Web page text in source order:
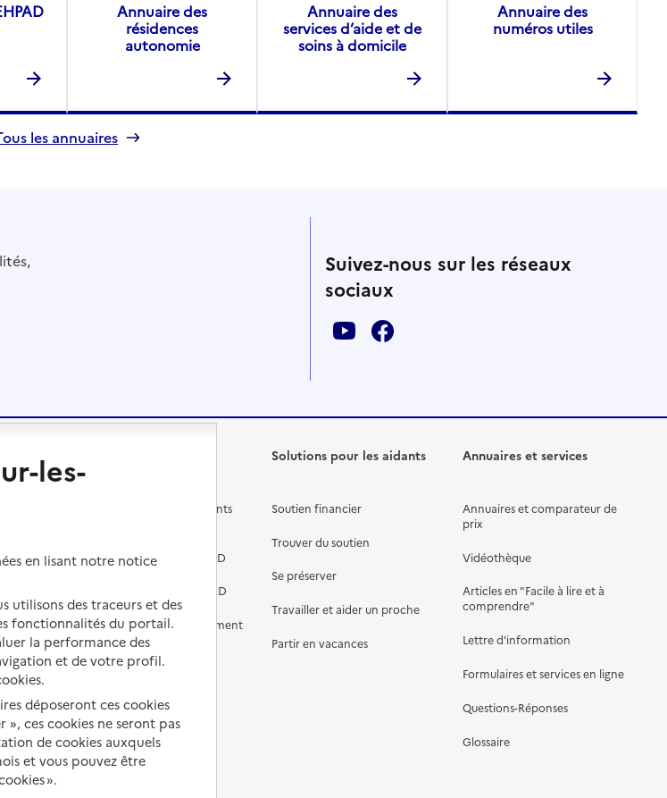
Annuaire des
résidences
autonomie
Annuaire des
services d’aide et de
soins à domicile
Annuaire des
numéros utiles
les annuaires
Suivez-nous sur les réseaux
sociaux
Les différents établissements
Préparer l'entrée en EHPAD
Aides financières en EHPAD
Prévention, accompagnement
et soins
Comprendre les prix en
Droits en EHPAD
Fin de vie en EHPAD
Solutions pour les aidants
Soutien financier
Trouver du soutien
Se préserver
Travailler et aider un proche
Partir en vacances
Annuaires et services
Annuaires et comparateur de
prix
Vidéothèque
Articles en "Facile à lire et à
comprendre"
Lettre d'information
Formulaires et services en ligne
Questions-Réponses
Glossaire
les-
en lisant notre notice
utilisons des traceurs et des
fonctionnalités du portail.
la performance des
et de votre profil.
déposeront ces cookies
ces cookies ne seront pas
de cookies auxquels
et vous pouvez être
».